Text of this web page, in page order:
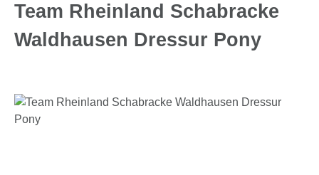
Team Rheinland Schabracke
Waldhausen Dressur Pony
Bildergalerie überspringen